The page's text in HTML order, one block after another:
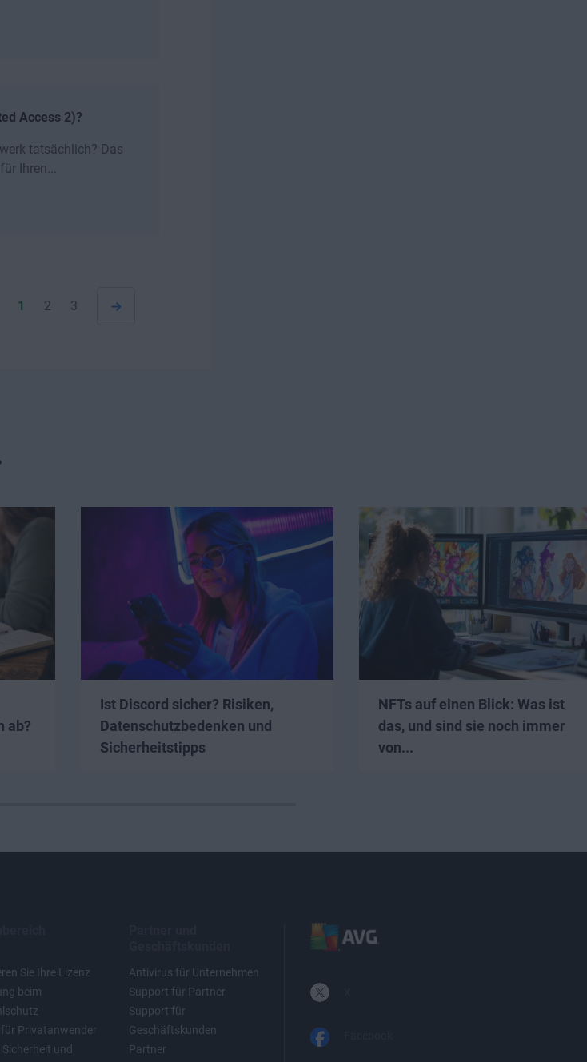
Access 2)?
tatsächlich? Das
Ihren...
1 2 3
ab?
Ist Discord sicher? Risiken,
Datenschutzbedenken und
Sicherheitstipps
NFTs auf einen Blick: Was ist
das, und sind sie noch immer
von...
Sie Ihre Lizenz
beim
Privatanwender
und
Antivirus für Unternehmen
Support für Partner
Support für
Geschäftskunden
Partner